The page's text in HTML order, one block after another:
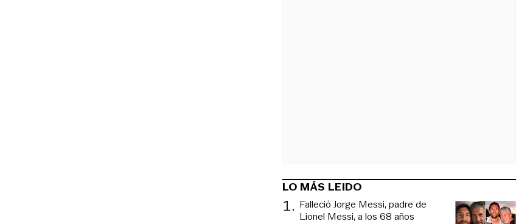
LO MÁS LEIDO
1. Falleció Jorge Messi, padre de
Lionel Messi, a los 68 años